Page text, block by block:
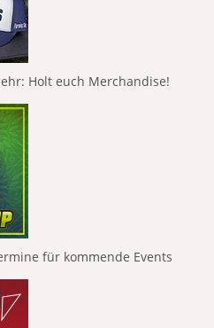
Holt euch Merchandise!
für kommende Events